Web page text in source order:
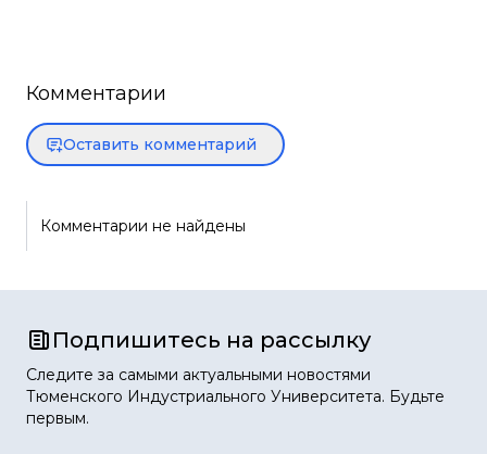
Комментарии
Оставить комментарий
Комментарии не найдены
Подпишитесь на рассылку
Следите за самыми актуальными новостями
Тюменского Индустриального Университета. Будьте
первым.